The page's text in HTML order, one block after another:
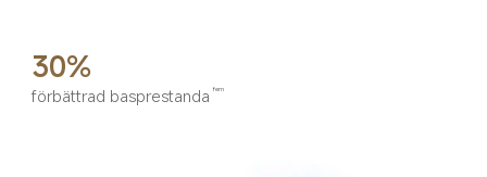
30%
förbättrad basprestanda fem